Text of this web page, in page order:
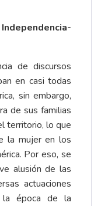
de discursos
en casi todas
sin embargo,
de sus familias
territorio, lo que
la mujer en los
Por eso, se
alusión de las
actuaciones
la época de la